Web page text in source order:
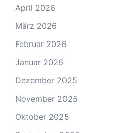
April 2026
März 2026
Februar 2026
Januar 2026
Dezember 2025
November 2025
Oktober 2025